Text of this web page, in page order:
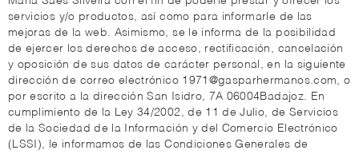
servicios y/o productos, así como para informarle de las
mejoras de la web. Asimismo, se le informa de la posibilidad
de ejercer los derechos de acceso, rectificación, cancelación
y oposición de sus datos de carácter personal, en la siguiente
dirección de correo electrónico 1971@gasparhermanos.com, o
por escrito a la dirección San Isidro, 7A 06004Badajoz. En
cumplimiento de la Ley 34/2002, de 11 de Julio, de Servicios
de la Sociedad de la Información y del Comercio Electrónico
(LSSI), le informamos de las Condiciones Generales de